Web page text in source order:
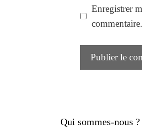
Enregistrer
commentaire.
Qui sommes-nous ?